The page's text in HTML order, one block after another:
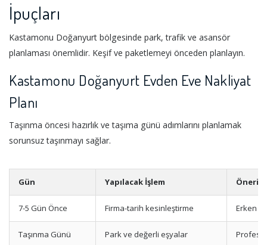
İpuçları
Kastamonu Doğanyurt bölgesinde park, trafik ve asansör
planlaması önemlidir. Keşif ve paketlemeyi önceden planlayın.
Kastamonu Doğanyurt Evden Eve Nakliyat
Planı
Taşınma öncesi hazırlık ve taşıma günü adımlarını planlamak
sorunsuz taşınmayı sağlar.
Gün Yapılacak İşlem Öneri
7-5 Gün Önce Firma-tarih kesinleştirme Erken
Taşınma Günü Park ve değerli eşyalar